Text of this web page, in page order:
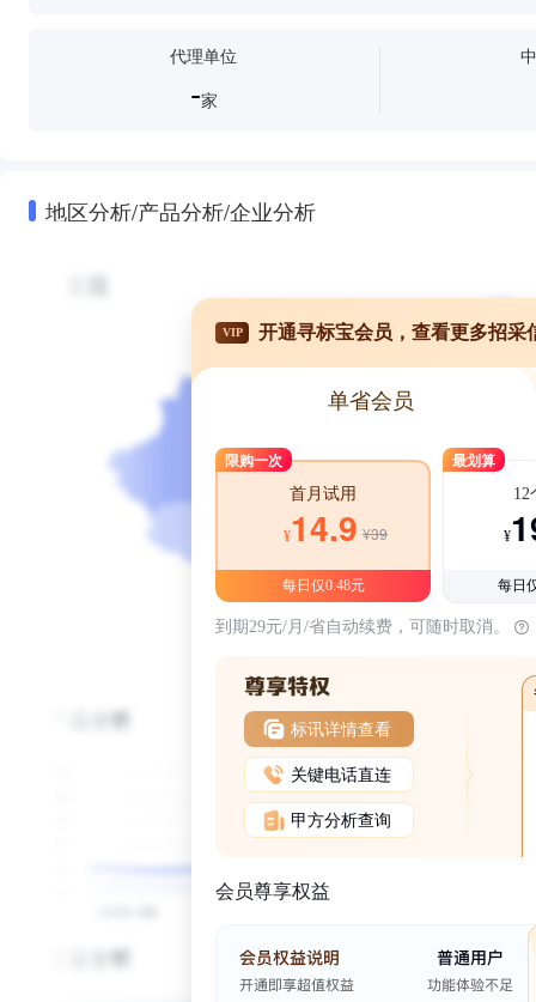
代理单位
-家
地区分析/产品分析/企业分析
VIP 开通寻标宝会员，查看更多招采
单省会员
限购一次
首月试用
¥14.9 ¥39
每日仅0.48元
最划算
12
¥
每日
到期29元/月/省自动续费，可随时取消。
标讯详情查看
关键电话直连
甲方分析查询
会员尊享权益